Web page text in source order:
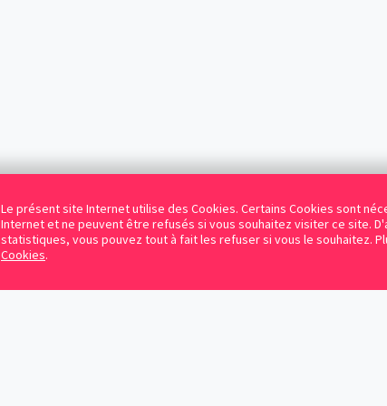
Le présent site Internet utilise des Cookies. Certains Cookies sont
Internet et ne peuvent être refusés si vous souhaitez visiter ce site.
statistiques, vous pouvez tout à fait les refuser si vous le souhaitez.
Cookies.